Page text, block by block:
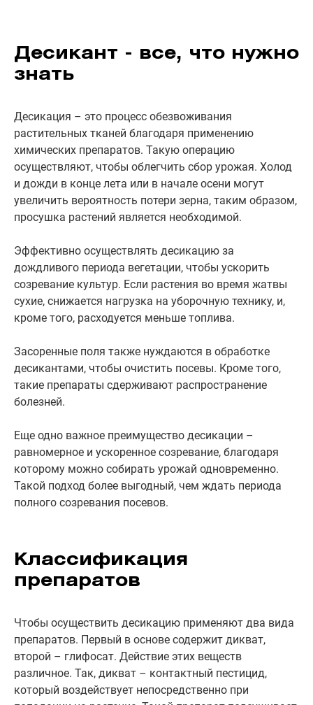
Десикант - все, что нужно
знать
Десикация – это процесс обезвоживания
растительных тканей благодаря применению
химических препаратов. Такую операцию
осуществляют, чтобы облегчить сбор урожая. Холод
и дожди в конце лета или в начале осени могут
увеличить вероятность потери зерна, таким образом,
просушка растений является необходимой.
Эффективно осуществлять десикацию за
дождливого периода вегетации, чтобы ускорить
созревание культур. Если растения во время жатвы
сухие, снижается нагрузка на уборочную технику, и,
кроме того, расходуется меньше топлива.
Засоренные поля также нуждаются в обработке
десикантами, чтобы очистить посевы. Кроме того,
такие препараты сдерживают распространение
болезней.
Еще одно важное преимущество десикации –
равномерное и ускоренное созревание, благодаря
которому можно собирать урожай одновременно.
Такой подход более выгодный, чем ждать периода
полного созревания посевов.
Классификация
препаратов
Чтобы осуществить десикацию применяют два вида
препаратов. Первый в основе содержит дикват,
второй – глифосат. Действие этих веществ
различное. Так, дикват – контактный пестицид,
который воздействует непосредственно при